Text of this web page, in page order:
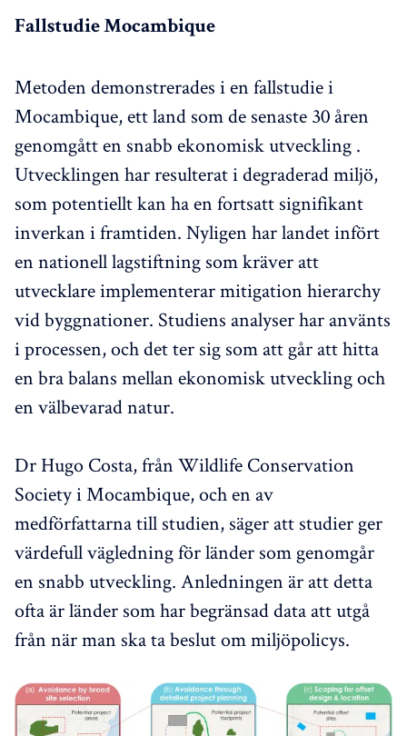
Fallstudie Mocambique
Metoden demonstrerades i en fallstudie i
Mocambique, ett land som de senaste 30 åren
genomgått en snabb ekonomisk utveckling .
Utvecklingen har resulterat i degraderad miljö,
som potentiellt kan ha en fortsatt signifikant
inverkan i framtiden. Nyligen har landet infört
en nationell lagstiftning som kräver att
utvecklare implementerar mitigation hierarchy
vid byggnationer. Studiens analyser har använts
i processen, och det ter sig som att går att hitta
en bra balans mellan ekonomisk utveckling och
en välbevarad natur.
Dr Hugo Costa, från Wildlife Conservation
Society i Mocambique, och en av
medförfattarna till studien, säger att studier ger
värdefull vägledning för länder som genomgår
en snabb utveckling. Anledningen är att detta
ofta är länder som har begränsad data att utgå
från när man ska ta beslut om miljöpolicys.